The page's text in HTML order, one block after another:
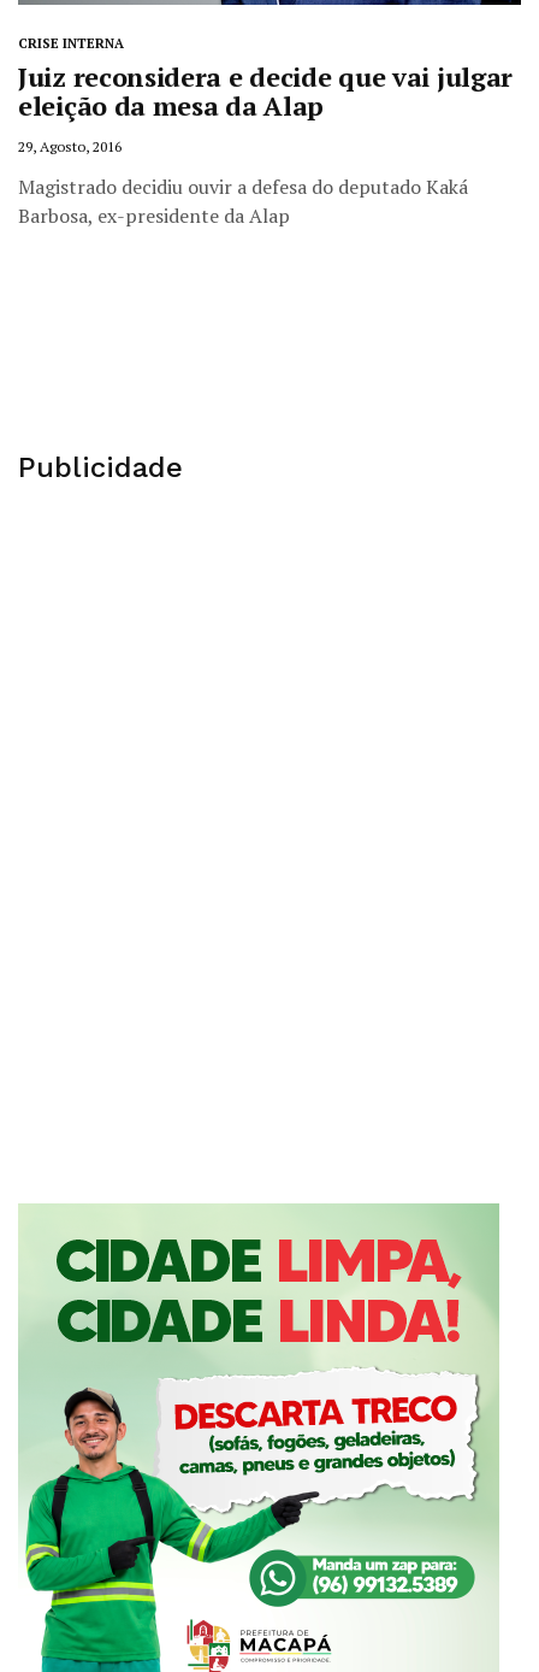
CRISE INTERNA
Juiz reconsidera e decide que vai julgar
eleição da mesa da Alap
29, Agosto, 2016
Magistrado decidiu ouvir a defesa do deputado Kaká
Barbosa, ex-presidente da Alap
Publicidade